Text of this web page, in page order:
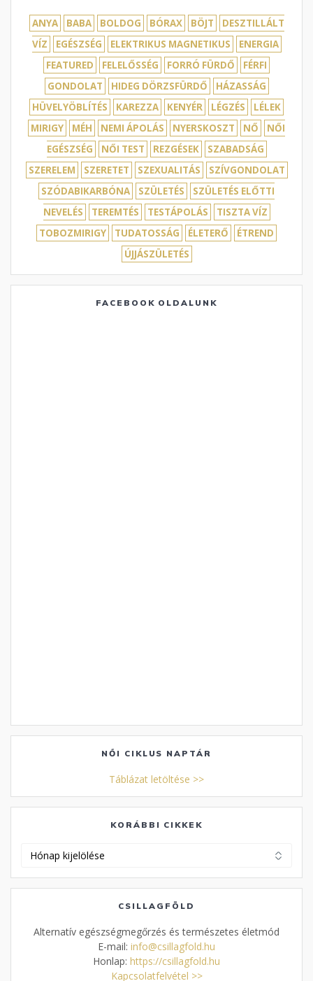
ANYA BABA BOLDOG BÓRAX BÖJT
DESZTILLÁLT
VÍZ
EGÉSZSÉG ELEKTRIKUS MAGNETIKUS
ENERGIA
FEATURED
FELELŐSSÉG FORRÓ FÜRDŐ
FÉRFI
GONDOLAT
HIDEG DÖRZSFÜRDŐ
HÁZASSÁG
HÜVELYÖBLÍTÉS
KAREZZA KENYÉR LÉGZÉS
LÉLEK
MIRIGY
MÉH NEMI ÁPOLÁS NYERSKOSZT NŐ
NŐI
EGÉSZSÉG
NŐI TEST REZGÉSEK
SZABADSÁG
SZERELEM
SZERETET SZEXUALITÁS
SZÍVGONDOLAT
SZÓDABIKARBÓNA
SZÜLETÉS
SZÜLETÉS ELŐTTI
NEVELÉS
TEREMTÉS TESTÁPOLÁS
TISZTA VÍZ
TOBOZMIRIGY
TUDATOSSÁG ÉLETERŐ
ÉTREND
ÚJJÁSZÜLETÉS
FACEBOOK OLDALUNK
NŐI CIKLUS NAPTÁR
Táblázat letöltése >>
KORÁBBI CIKKEK
CSILLAGFÖLD
Alternatív egészségmegőrzés és természetes életmód
E-mail: info@csillagfold.hu
Honlap: https://csillagfold.hu
Kapcsolatfelvétel >>